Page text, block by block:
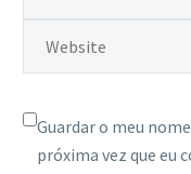
Guardar o meu
próxima vez que eu